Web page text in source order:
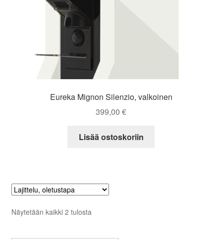
Eureka Mignon Silenzio, valkoinen
399,00 €
Lisää ostoskoriin
Näytetään kaikki 2 tulosta